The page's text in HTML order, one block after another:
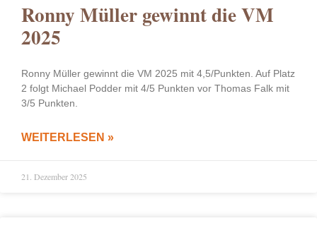
Ronny Müller gewinnt die VM
2025
Ronny Müller gewinnt die VM 2025 mit 4,5/Punkten. Auf Platz
2 folgt Michael Podder mit 4/5 Punkten vor Thomas Falk mit
3/5 Punkten.
WEITERLESEN »
21. Dezember 2025